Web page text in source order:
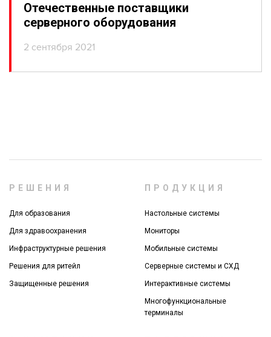
Отечественные поставщики
серверного оборудования
2 сентября 2021
РЕШЕНИЯ
Для образования
Для здравоохранения
Инфраструктурные решения
Решения для ритейл
Защищенные решения
ПРОДУКЦИЯ
Настольные системы
Мониторы
Мобильные системы
Серверные системы и СХД
Интерактивные системы
Многофункциональные
терминалы